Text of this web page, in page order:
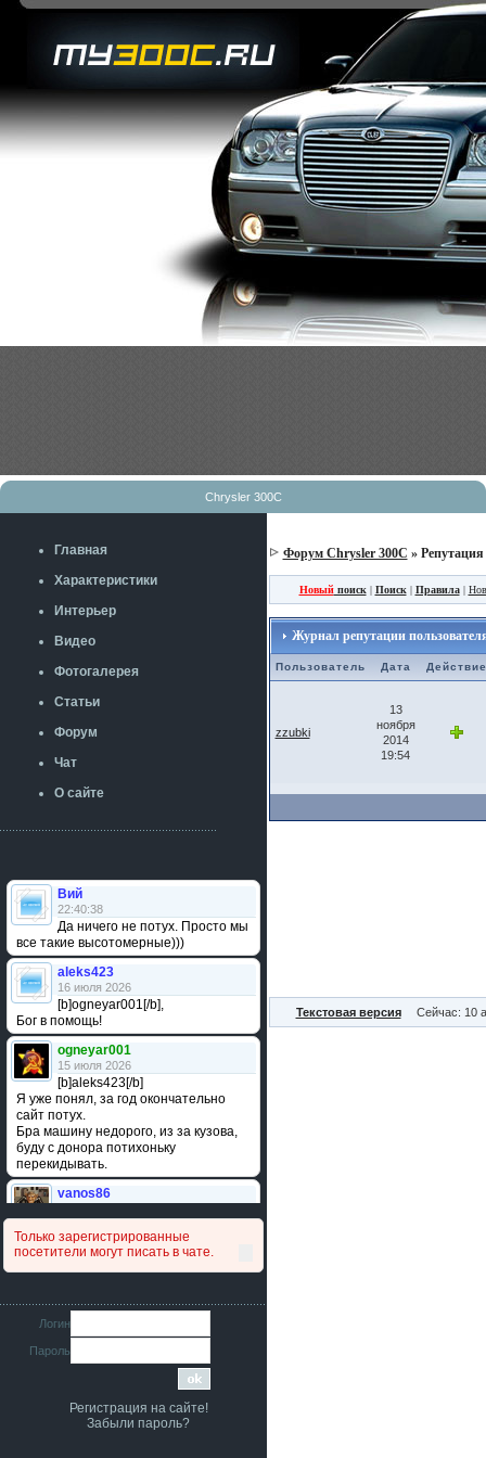
Chrysler 300C
Главная
Характеристики
Интерьер
Видео
Фотогалерея
Статьи
Форум
Чат
О сайте
Вий
22:40:38
Да ничего не потух. Просто мы
все такие высотомерные)))
aleks423
16 июля 2026
[b]ogneyar001[/b],
Бог в помощь!
ogneyar001
15 июля 2026
[b]aleks423[/b]
Я уже понял, за год окончательно
сайт потух.
Бра машину недорого, из за кузова,
буду с донора потихоньку
перекидывать.
vanos86
сравнивал подушку акпп бензиновой и
дизельной машины намера
4578063AG и 4578061AG? По фото
iMrCoffeeBLR4
11 июля 2026
[b]era124[/b],
Ага понял буду знать спасибо
era124
7 июля 2026
Только зарегистрированные
посетители могут писать в чате.
Логин
Пароль
Регистрация на сайте!
Забыли пароль?
Форум Chrysler 300C » Репутация
Новыйпоиск| Поиск| Правила|
Журнал репутации
Пользователь Дата Действие
zzubki
13
ноября
2014
19:54
Текстовая версия Сейчас: 10